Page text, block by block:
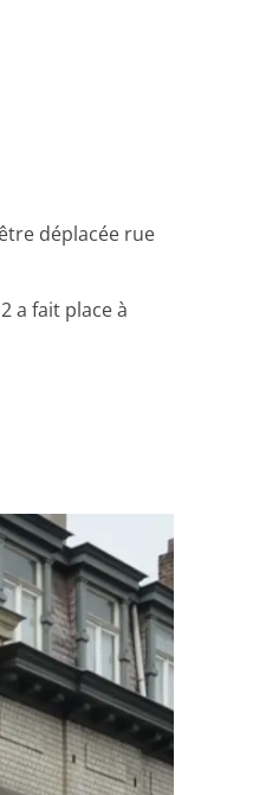
déplacée rue
a fait place à